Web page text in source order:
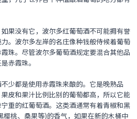
果没有它，波尔多红葡萄酒不可能拥有誉
。波尔多左岸的名庄像种钱般侍候着葡萄
珠。尽管波尔多葡萄酒规定要混合其他品
赤霞珠。
少都是使用赤霞珠来酿的。它是晚熟品
皮和果汁比例比别的葡萄都高，所以它能
重的红葡萄酒。这类酒通常有着青椒和黑
樱桃、桑果等)的香气，如果在新的木桶中